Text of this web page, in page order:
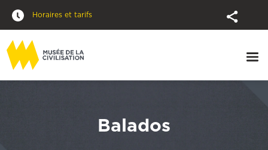
Horaires et tarifs
Balados